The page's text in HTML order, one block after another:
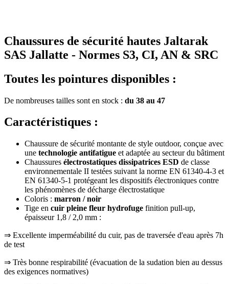
Chaussures de sécurité hautes Jaltarak
SAS Jallatte - Normes S3, CI, AN & SRC
Toutes les pointures disponibles :
De nombreuses tailles sont en stock : du 38 au 47
Caractéristiques :
Chaussure de sécurité montante de style outdoor, conçue avec
une technologie antifatigue et adaptée au secteur du bâtiment
Chaussures électrostatiques dissipatrices ESD de classe
environnementale II testées suivant la norme EN 61340-4-3 et
EN 61340-5-1 protégeant les dispositifs électroniques contre
les phénomènes de décharge électrostatique
Coloris : marron / noir
Tige en cuir pleine fleur hydrofuge finition pull-up,
épaisseur 1,8 / 2,0 mm :
⇒ Excellente imperméabilité du cuir, pas de traversée d'eau après 7h
de test
⇒ Très bonne respirabilité (évacuation de la sudation bien au dessus
des exigences normatives)